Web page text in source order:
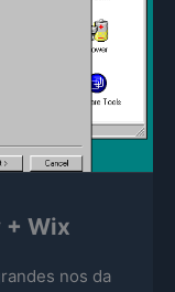
+ Wix
nos da